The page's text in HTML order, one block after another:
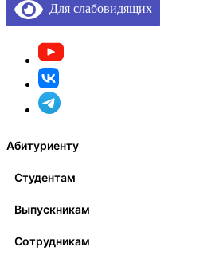
Для слабовидящих
Абитуриенту
Студентам
Выпускникам
Сотрудникам